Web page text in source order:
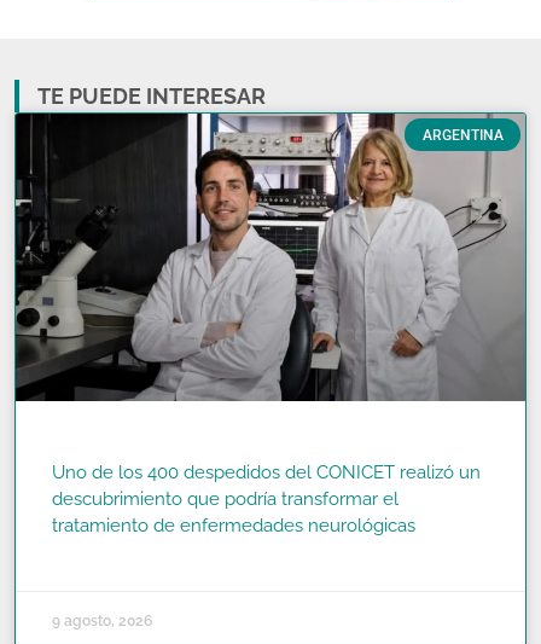
TE PUEDE INTERESAR
ARGENTINA
Uno de los 400 despedidos del CONICET realizó un
descubrimiento que podría transformar el
tratamiento de enfermedades neurológicas
9 agosto, 2026